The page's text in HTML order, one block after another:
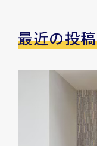
最近の投稿